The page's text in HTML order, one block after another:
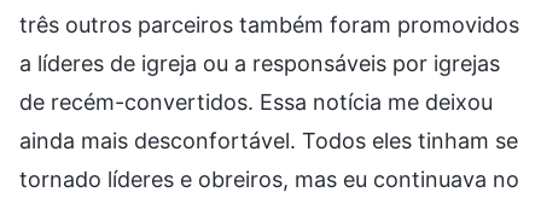
três outros parceiros também foram promovidos
a líderes de igreja ou a responsáveis por igrejas
de recém-convertidos. Essa notícia me deixou
ainda mais desconfortável. Todos eles tinham se
tornado líderes e obreiros, mas eu continuava no